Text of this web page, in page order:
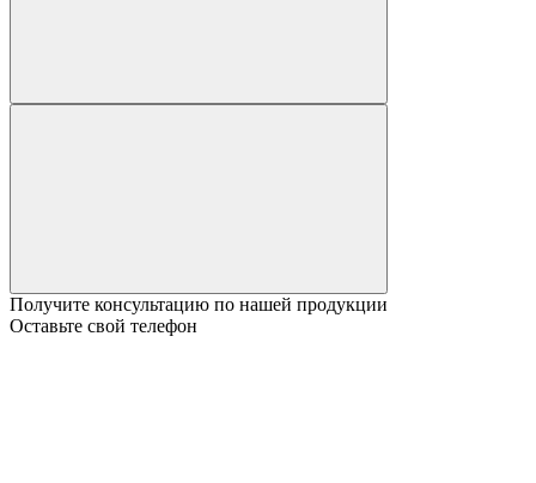
Получите консультацию по нашей продукции
Оставьте свой телефон